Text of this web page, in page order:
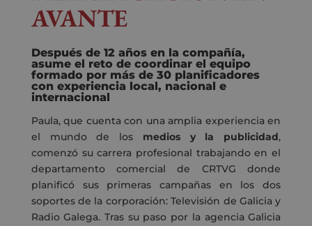
AVANTE
Después de 12 años en la compañía,
asume el reto de coordinar el equipo
formado por más de 30 planificadores
con experiencia local, nacional e
internacional
Paula, que cuenta con una amplia experiencia en
el mundo de los medios y la publicidad,
comenzó su carrera profesional trabajando en el
departamento comercial de CRTVG donde
planificó sus primeras campañas en los dos
soportes de la corporación: Televisión de Galicia y
Radio Galega. Tras su paso por la agencia Galicia